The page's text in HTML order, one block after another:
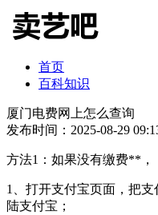
首页
百科知识
厦门电费网上怎么查询
发布时间：2025-08-29
方法1：如果没有缴费**，
1、打开支付宝页面，把
陆支付宝；